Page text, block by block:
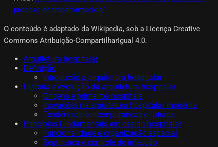
proceso-de-transformacion/
O conteúdo é adaptado da Wikipedia, sob a Licença Creative
Commons Atribuição-CompartilharIgual 4.0.
Arquitetura hospitalar
Definição
Introdução à arquitetura hospitalar
História e evolução da arquitetura hospitalar
Origens e primeiros hospitais
Inovações na arquitetura hospitalar moderna
Tendências contemporâneas e futuras
Princípios fundamentais em design hospitalar
Funcionalidade e organização espacial
Segurança e controle de infecção